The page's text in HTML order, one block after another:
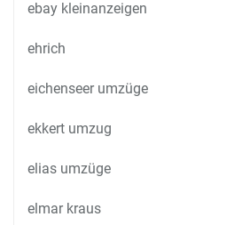
ebay kleinanzeigen
ehrich
eichenseer umzüge
ekkert umzug
elias umzüge
elmar kraus